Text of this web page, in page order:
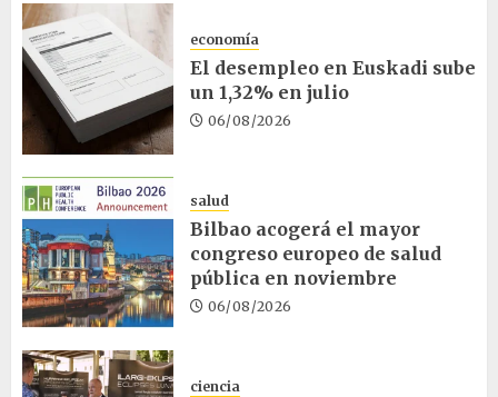
economía
El desempleo en Euskadi sube
un 1,32% en julio
06/08/2026
salud
Bilbao acogerá el mayor
congreso europeo de salud
pública en noviembre
06/08/2026
ciencia